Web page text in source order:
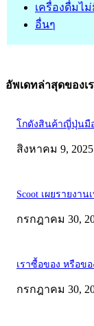
เครื่องดื่มไ
อื่นๆ
อัพเดทล่าสุดของเ
โกดังสินค้าญี่ปุ่นมื
สิงหาคม 9, 2025
Scoot เผยรายงา
กรกฎาคม 30,
เราซื้อของ หรือขอ
กรกฎาคม 30,